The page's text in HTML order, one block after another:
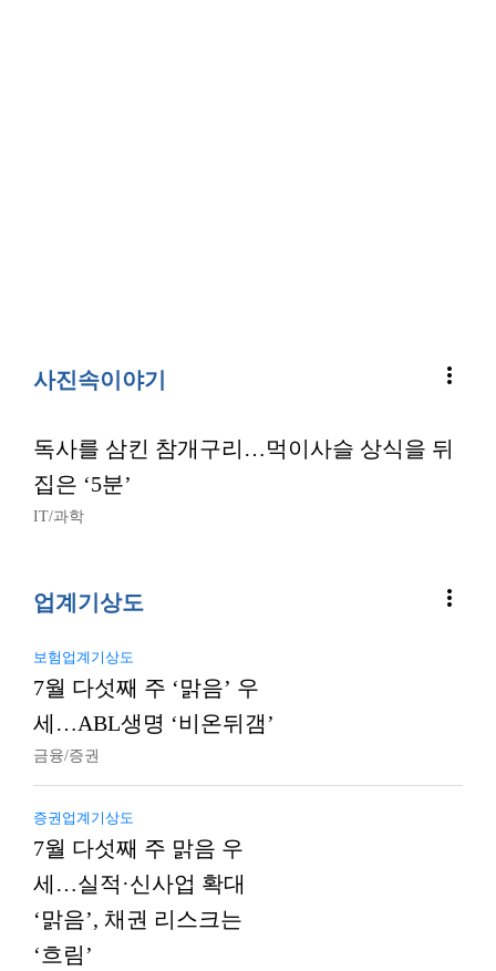
사진속이야기 more_vert
독사를 삼킨 참개구리…먹이사슬 상식을 뒤
집은 ‘5분’
IT/과학
업계기상도 more_vert
보험업계기상도
7월 다섯째 주 ‘맑음’ 우
세…ABL생명 ‘비온뒤갬’
금융/증권
증권업계기상도
7월 다섯째 주 맑음 우
세…실적·신사업 확대
‘맑음’, 채권 리스크는
‘흐림’